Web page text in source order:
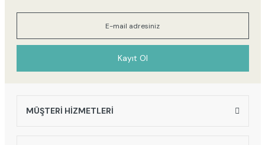
Kayıt Ol
MÜŞTERİ HİZMETLERİ